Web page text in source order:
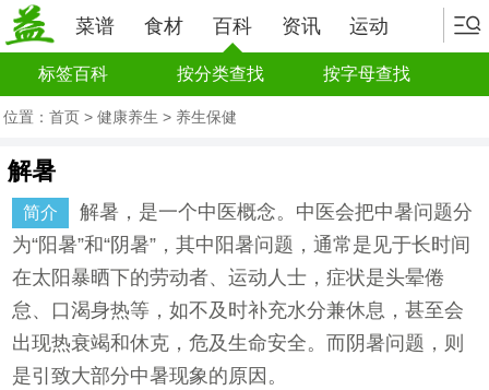
菜谱 食材 百科 资讯 运动
标签百科 按分类查找 按字母查找
位置： 首页 > 健康养生 > 养生保健
解暑
简介
解暑，是一个中医概念。中医会把中暑问题分
为“阳暑”和“阴暑”，其中阳暑问题，通常是见于长时间
在太阳暴晒下的劳动者、运动人士，症状是头晕倦
怠、口渴身热等，如不及时补充水分兼休息，甚至会
出现热衰竭和休克，危及生命安全。而阴暑问题，则
是引致大部分中暑现象的原因。